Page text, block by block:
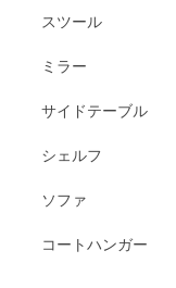
スツール
ミラー
サイドテーブル
シェルフ
ソファ
コートハンガー